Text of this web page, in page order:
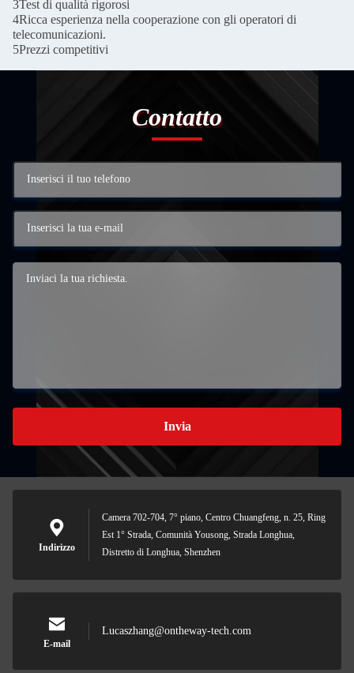
3Test di qualità rigorosi
4Ricca esperienza nella cooperazione con gli operatori di
telecomunicazioni.
5Prezzi competitivi
Contatto
Invia
Indirizzo
Camera 702-704, 7° piano, Centro Chuangfeng, n. 25, Ring
Est 1° Strada, Comunità Yousong, Strada Longhua,
Distretto di Longhua, Shenzhen
E-mail
Lucaszhang@ontheway-tech.com